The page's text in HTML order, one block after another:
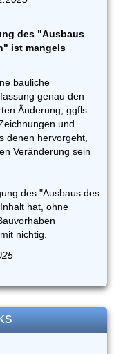
des "Ausbaus
ist mangels
bauliche
genau den
Änderung, ggfls.
und
denen hervorgeht,
Veränderung sein
des "Ausbaus des
hat, ohne
nichtig.